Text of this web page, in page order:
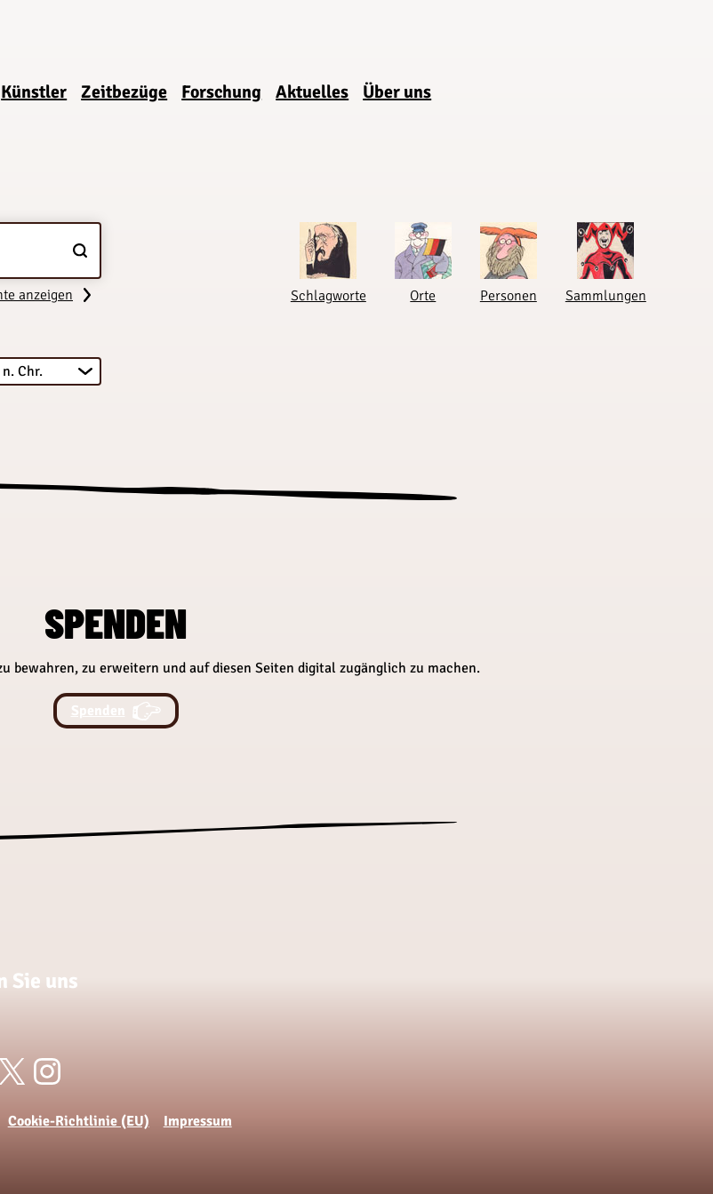
Künstler Zeitbezüge Forschung Aktuelles Über uns
anzeigen Schlagworte Orte Personen Sammlungen
SPENDEN
bewahren, zu erweitern und auf diesen Seiten digital zugänglich zu machen.
Spenden
Sie uns
X Instagram
Cookie-Richtlinie (EU) Impressum